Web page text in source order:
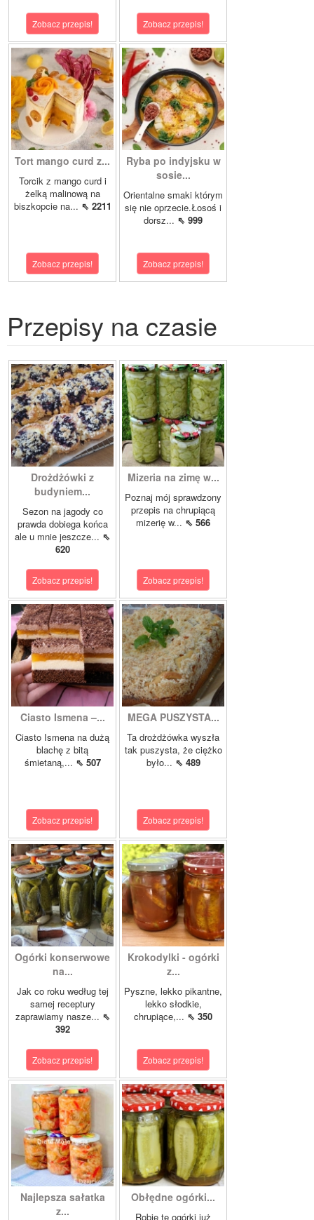
Zobacz przepis! Zobacz przepis!
Tort mango curd z...
Torcik z mango curd i
żelką malinową na
biszkopcie na... ⇖ 2211
Zobacz przepis!
Ryba po indyjsku w
sosie...
Orientalne smaki którym
się nie oprzecie.Łosoś i
dorsz... ⇖ 999
Zobacz przepis!
Przepisy na czasie
Drożdżówki z
budyniem...
Sezon na jagody co
prawda dobiega końca
ale u mnie jeszcze... ⇖
620
Zobacz przepis!
Mizeria na zimę w...
Poznaj mój sprawdzony
przepis na chrupiącą
mizerię w... ⇖ 566
Zobacz przepis!
Ciasto Ismena –...
Ciasto Ismena na dużą
blachę z bitą
śmietaną,... ⇖ 507
Zobacz przepis!
MEGA PUSZYSTA...
Ta drożdżówka wyszła
tak puszysta, że ciężko
było... ⇖ 489
Zobacz przepis!
Ogórki konserwowe
na...
Jak co roku według tej
samej receptury
zaprawiamy nasze... ⇖
392
Zobacz przepis!
Krokodylki - ogórki
z...
Pyszne, lekko pikantne,
lekko słodkie,
chrupiące,... ⇖ 350
Zobacz przepis!
Najlepsza sałatka
z...
Obłędne ogórki...
Robię te ogórki już